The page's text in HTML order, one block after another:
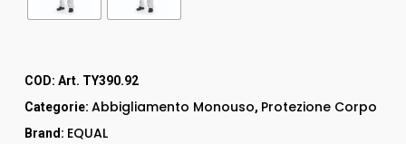
COD: Art. TY390.92
Categorie: Abbigliamento Monouso, Protezione Corpo
Brand: EQUAL